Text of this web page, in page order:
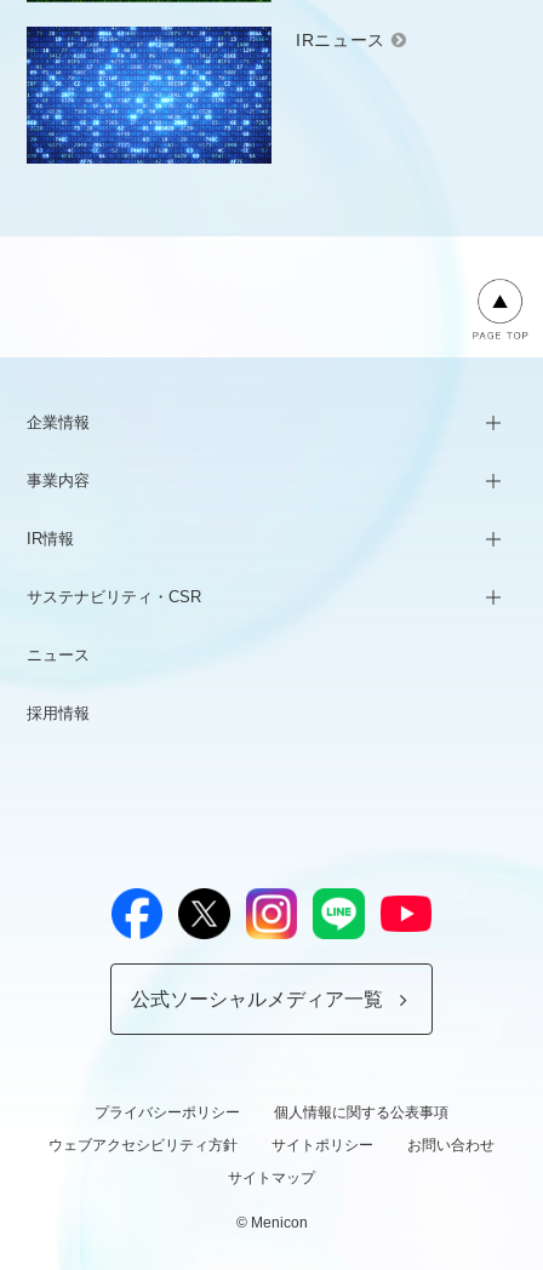
IRニュース
企業情報
事業内容
IR情報
サステナビリティ・CSR
ニュース
採用情報
公式ソーシャルメディア一覧
プライバシーポリシー
個人情報に関する公表事項
ウェブアクセシビリティ方針
サイトポリシー
お問い合わせ
サイトマップ
© Menicon